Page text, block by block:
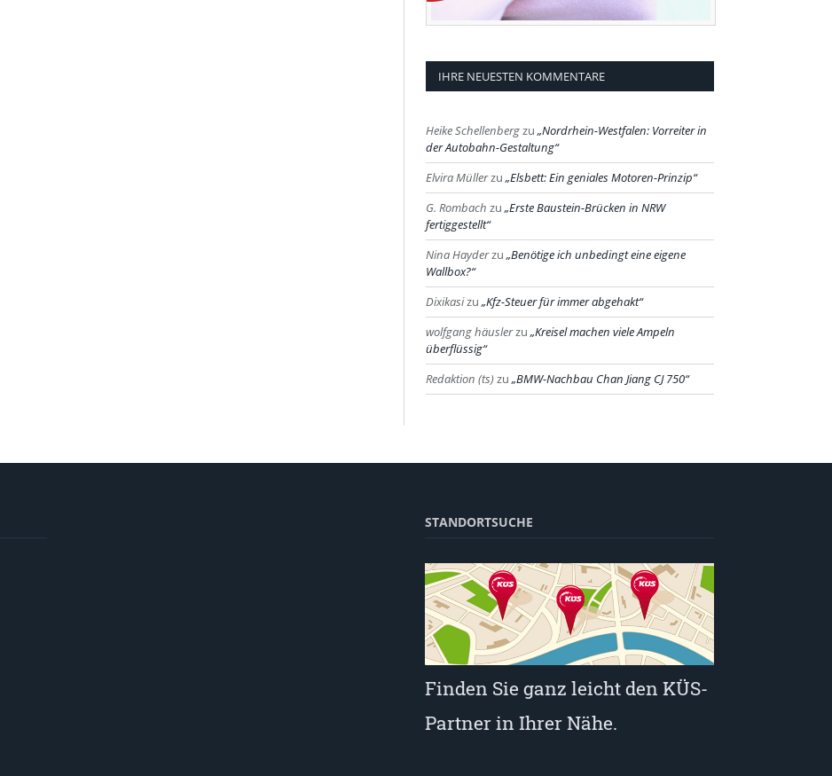
IHRE NEUESTEN KOMMENTARE
Heike Schellenbergzu Nordrhein-Westfalen: Vorreiter in
der Autobahn-Gestaltung
Elvira Müllerzu Elsbett: Ein geniales Motoren-Prinzip
G. Rombach zu Erste Baustein-Brücken in NRW
fertiggestellt
Nina Hayderzu Benötige ich unbedingt eine eigene
Wallbox?
Dixikasizu Kfz-Steuer für immer abgehakt
wolfgang häuslerzu Kreisel machen viele Ampeln
überflüssig
Redaktion (ts) zu BMW-Nachbau Chan Jiang CJ 750
STANDORTSUCHE
Finden Sie ganz leicht den KÜS-
Partner in Ihrer Nähe.